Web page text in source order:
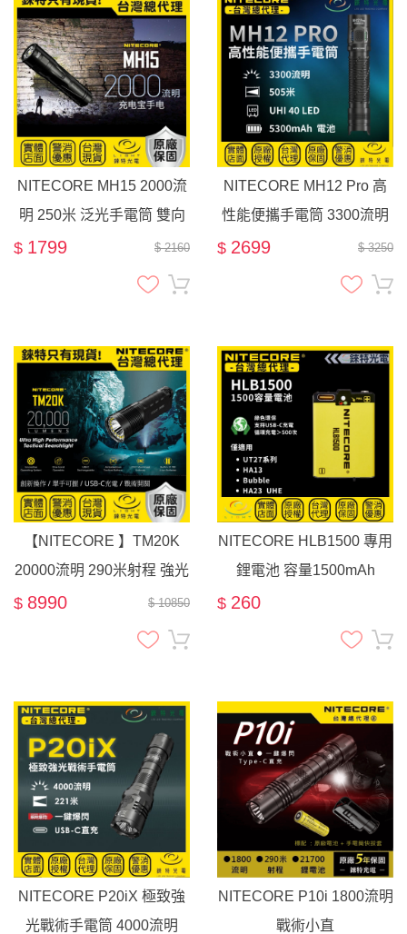
NITECORE MH15 2000流
明 250米 泛光手電筒 雙向
快充 USB-C 信標 應急行充
$ 2160
$ 1799
NITECORE MH12 Pro 高
性能便攜手電筒 3300流明
505米射程 遠射 小直筒 雙
模式 USB-C充電 IP68
$ 3250
$ 2699
【NITECORE 】TM20K
20000流明 290米射程 強光
高亮 戰術手電筒$ 10850
$ 8990
NITECORE HLB1500 專用
鋰電池 容量1500mAh
TYPE-C直充 UT27系列
HA23 HA13 BUBBLE
$ 260
NITECORE P20iX 極致強
光戰術手電筒 4000流明
NITECORE P10i 1800流明
戰術小直